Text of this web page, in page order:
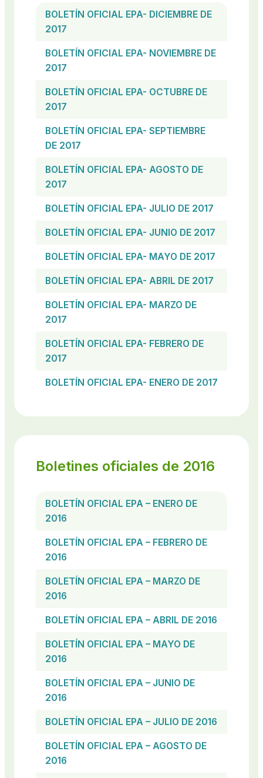
BOLETÍN OFICIAL EPA- DICIEMBRE DE
2017
BOLETÍN OFICIAL EPA- NOVIEMBRE DE
2017
BOLETÍN OFICIAL EPA- OCTUBRE DE
2017
BOLETÍN OFICIAL EPA- SEPTIEMBRE
DE 2017
BOLETÍN OFICIAL EPA- AGOSTO DE
2017
BOLETÍN OFICIAL EPA- JULIO DE 2017
BOLETÍN OFICIAL EPA- JUNIO DE 2017
BOLETÍN OFICIAL EPA- MAYO DE 2017
BOLETÍN OFICIAL EPA- ABRIL DE 2017
BOLETÍN OFICIAL EPA- MARZO DE
2017
BOLETÍN OFICIAL EPA- FEBRERO DE
2017
BOLETÍN OFICIAL EPA- ENERO DE 2017
Boletines oficiales de 2016
BOLETÍN OFICIAL EPA – ENERO DE
2016
BOLETÍN OFICIAL EPA – FEBRERO DE
2016
BOLETÍN OFICIAL EPA – MARZO DE
2016
BOLETÍN OFICIAL EPA – ABRIL DE 2016
BOLETÍN OFICIAL EPA – MAYO DE
2016
BOLETÍN OFICIAL EPA – JUNIO DE
2016
BOLETÍN OFICIAL EPA – JULIO DE 2016
BOLETÍN OFICIAL EPA – AGOSTO DE
2016